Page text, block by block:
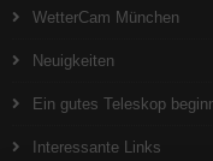
WetterCam München
Neuigkeiten
Ein gutes Teleskop
Interessante Links